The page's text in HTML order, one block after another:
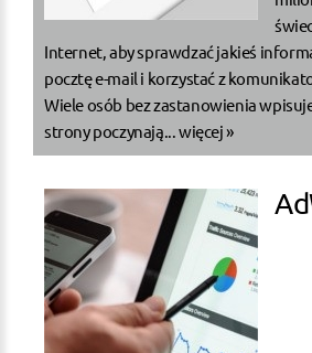
Internet, aby sprawdzać jakieś
pocztę e-mail i korzystać z
Wiele osób bez zastanowienia
strony poczynają... więcej »